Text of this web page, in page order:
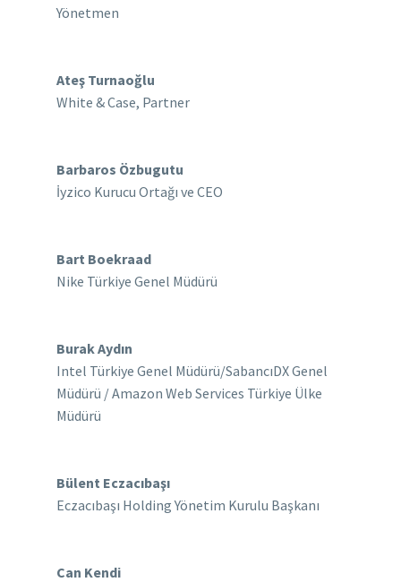
Yönetmen
Ateş Turnaoğlu
White & Case, Partner
Barbaros Özbugutu
İyzico Kurucu Ortağı ve CEO
Bart Boekraad
Nike Türkiye Genel Müdürü
Burak Aydın
Intel Türkiye Genel Müdürü/SabancıDX Genel
Müdürü / Amazon Web Services Türkiye Ülke
Müdürü
Bülent Eczacıbaşı
Eczacıbaşı Holding Yönetim Kurulu Başkanı
Can Kendi